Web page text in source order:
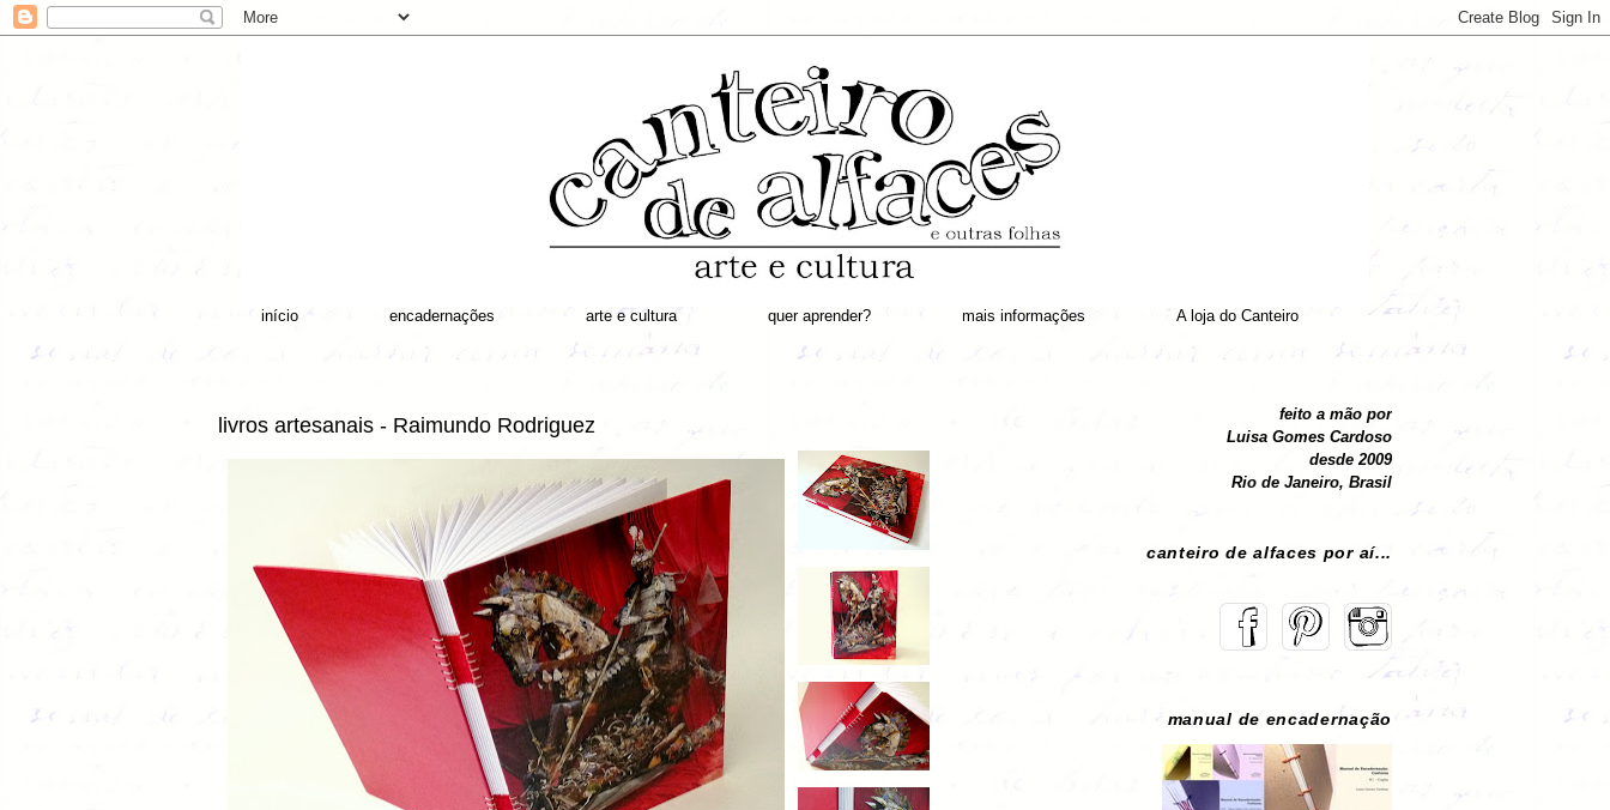
início encadernações arte e cultura quer aprender? mais informações A loja do Canteiro
feito a mão por
Luisa Gomes Cardoso
desde 2009
Rio de Janeiro, Brasil
canteiro de alfaces por aí...
manual de encadernação
livros artesanais - Raimundo Rodriguez